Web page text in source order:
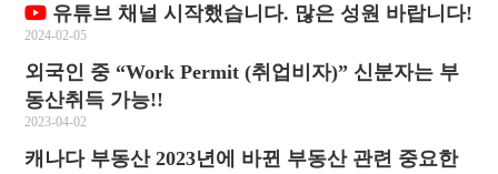
유튜브 채널 시작했습니다. 많은 성원 바랍니다!
2024-02-05
외국인 중 “Work Permit (취업비자)” 신분자는 부
동산취득 가능!!
2023-04-02
캐나다 부동산 2023년에 바뀐 부동산 관련 중요한